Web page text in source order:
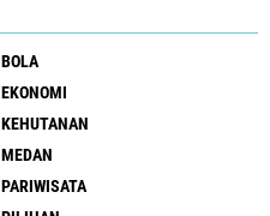
BOLA
EKONOMI
KEHUTANAN
MEDAN
PARIWISATA